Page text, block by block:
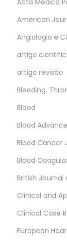
Acta Médica
American
Angiologia e
artigo
artigo revisão
Bleeding,
Blood
Blood
Blood Cancer
Blood
British
Clinical and
Clinical Case
European